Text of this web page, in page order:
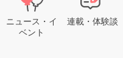
ニュース・イ
ベント
連載・体験談